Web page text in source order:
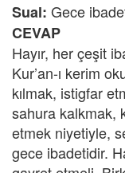
Sual: Gece
CEVAP
Hayır, her çeşit
Kur’an-ı kerim
kılmak, istigfar
sahura kalkmak,
etmek niyetiyle,
gece ibadetidir.